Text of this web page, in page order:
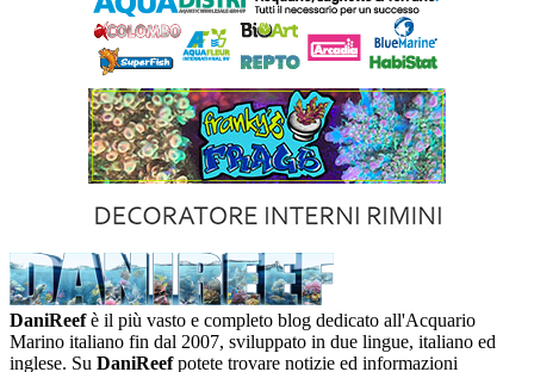
DaniReefè il più vasto e completo blog dedicato all'Acquario
Marino italiano fin dal 2007, sviluppato in due lingue, italiano ed
inglese. Su DaniReefpotete trovare notizie ed informazioni